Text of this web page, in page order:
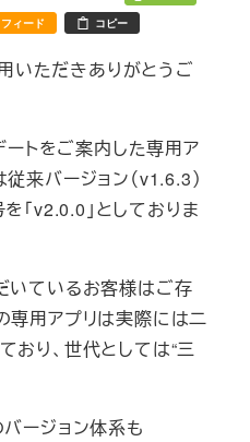
フィード コピー
いただきありがとうご
トをご案内した専用ア
来バージョン（v1.6.3）
「v2.0.0」としておりま
いているお客様はご存
専用アプリは実際には二
おり、世代としては“三
ージョン体系も